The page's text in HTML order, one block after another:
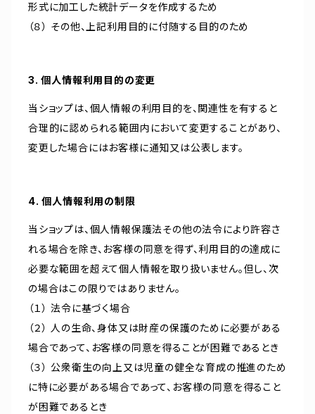
形式に加工した統計データを作成するため
（８） その他、上記利用目的に付随する目的のため
3. 個人情報利用目的の変更
当ショップは、個人情報の利用目的を、関連性を有すると
合理的に認められる範囲内において変更することがあり、
変更した場合にはお客様に通知又は公表します。
4. 個人情報利用の制限
当ショップは、個人情報保護法その他の法令により許容さ
れる場合を除き、お客様の同意を得ず、利用目的の達成に
必要な範囲を超えて個人情報を取り扱いません。但し、次
の場合はこの限りではありません。
（１） 法令に基づく場合
（２） 人の生命、身体又は財産の保護のために必要がある
場合であって、お客様の同意を得ることが困難であるとき
（３） 公衆衛生の向上又は児童の健全な育成の推進のため
に特に必要がある場合であって、お客様の同意を得ること
が困難であるとき